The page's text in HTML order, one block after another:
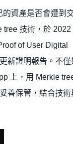
資產是否會遭到
tree 技術，於 2022
of User Digital
新證明報告。不僅
上，用 Merkle
善保管，結合技術